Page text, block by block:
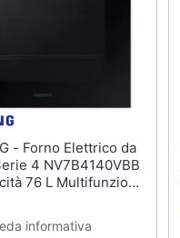
da
4 NV7B4140VBB
76 L Multifunzione
W Colore Inox
informativa